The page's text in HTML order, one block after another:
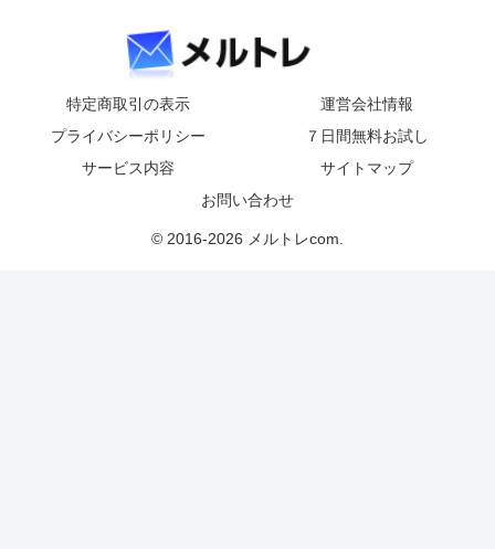
特定商取引の表示
運営会社情報
プライバシーポリシー
７日間無料お試し
サービス内容
サイトマップ
お問い合わせ
© 2016-2026 メルトレcom.